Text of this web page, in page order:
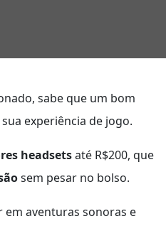
sabe que um bom
experiência de jogo.
headsetsaté R$200, que
sem pesar no bolso.
aventuras sonoras e